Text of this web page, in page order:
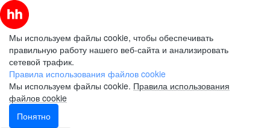
Мы используем файлы cookie, чтобы обеспечивать
правильную работу нашего веб-сайта и анализировать
сетевой трафик.
Правила использования файлов cookie
Мы используем файлы cookie. Правила использования
файлов cookie
Понятно